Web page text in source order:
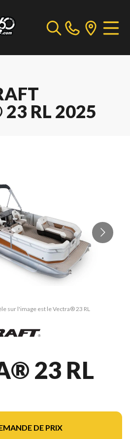
RL 2025
sur l'image est le Vectra® 23 RL
23 RL
DE PRIX